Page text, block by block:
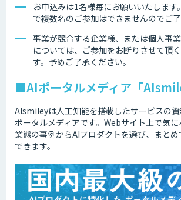
お申込みは1名様毎にお願いいたします
で複数名のご参加はできませんのでご了
事業が競合する企業様、または個人事
については、ご参加をお断りさせて頂
す。予めご了承ください。
■AIポータルメディア「
AIsmileyは人工知能を搭載したサービスの
ポータルメディアです。Webサイト上で気に
業態の事例からAIプロダクトを選び、まと
できます。